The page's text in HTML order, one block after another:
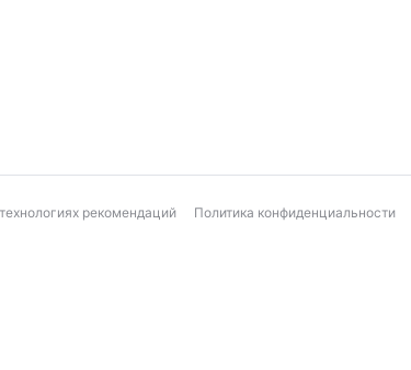
рекомендаций Политика конфиденциальности